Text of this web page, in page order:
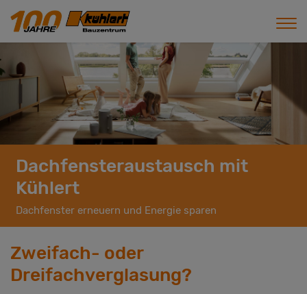
Dachfensteraustausch mit
Kühlert
Dachfenster erneuern und Energie sparen
Zweifach- oder
Dreifachverglasung?